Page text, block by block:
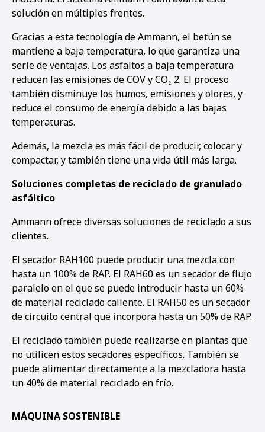
solución en múltiples frentes.
Gracias a esta tecnología de Ammann, el betún se
mantiene a baja temperatura, lo que garantiza una
serie de ventajas. Los asfaltos a baja temperatura
reducen las emisiones de COV y CO₂ 2. El proceso
también disminuye los humos, emisiones y olores, y
reduce el consumo de energía debido a las bajas
temperaturas.
Además, la mezcla es más fácil de producir, colocar y
compactar, y también tiene una vida útil más larga.
Soluciones completas de reciclado de granulado
asfáltico
Ammann ofrece diversas soluciones de reciclado a sus
clientes.
El secador RAH100 puede producir una mezcla con
hasta un 100% de RAP. El RAH60 es un secador de flujo
paralelo en el que se puede introducir hasta un 60%
de material reciclado caliente. El RAH50 es un secador
de circuito central que incorpora hasta un 50% de RAP.
El reciclado también puede realizarse en plantas que
no utilicen estos secadores específicos. También se
puede alimentar directamente a la mezcladora hasta
un 40% de material reciclado en frío.
MÁQUINA SOSTENIBLE